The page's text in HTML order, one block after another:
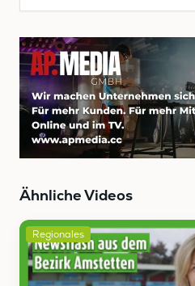
Ähnliche Videos
Regionales